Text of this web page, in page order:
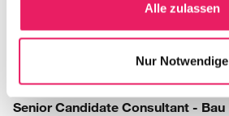
Alle zulassen
Nur Notwendige
Gregor Jung
Senior Candidate Consultant - Bau